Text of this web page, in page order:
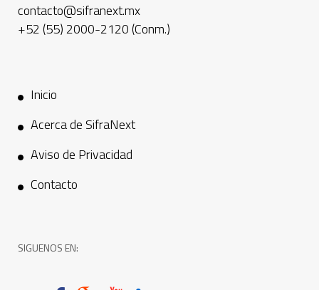
contacto@sifranext.mx
+52 (55) 2000-2120 (Conm.)
Inicio
Acerca de SifraNext
Aviso de Privacidad
Contacto
SIGUENOS EN: